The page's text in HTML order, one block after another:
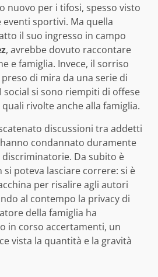
nuovo per i tifosi, spesso visto
sportivi. Ma quella
il suo ingresso in campo
, avrebbe dovuto raccontare
e famiglia. Invece, il sorriso
di mira da una serie di
social si sono riempiti di offese
rivolte anche alla famiglia.
discussioni tra addetti
condannato duramente
Da subito è
poteva lasciare correre: si è
per risalire agli autori
al contempo la privacy di
della famiglia ha
in corso accertamenti, un
vista la quantità e la gravità